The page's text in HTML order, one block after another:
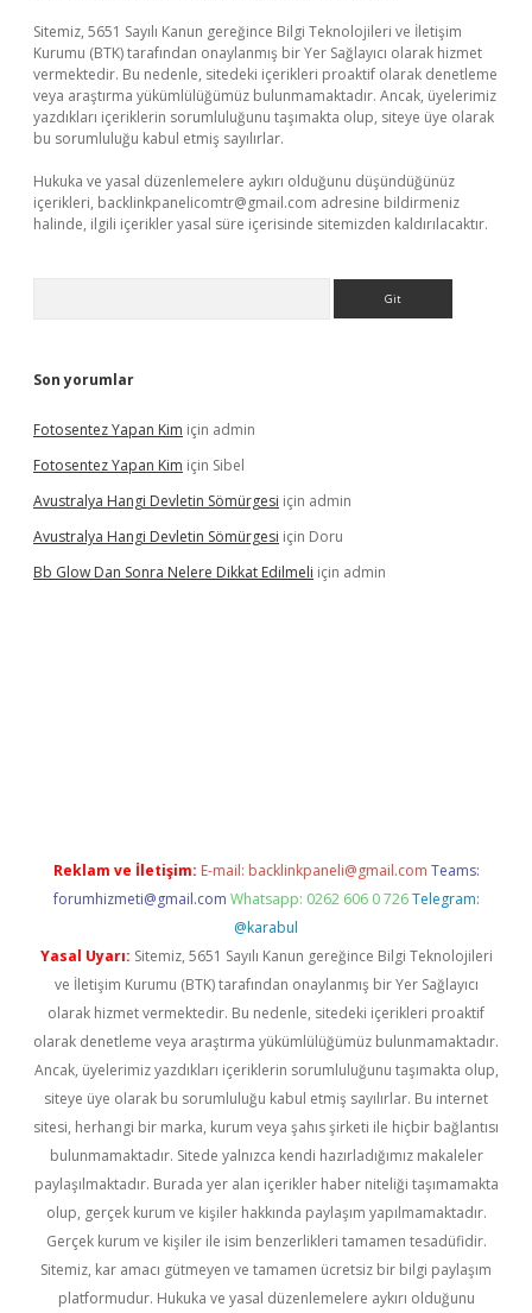
Sitemiz, 5651 Sayılı Kanun gereğince Bilgi Teknolojileri ve İletişim
Kurumu (BTK) tarafından onaylanmış bir Yer Sağlayıcı olarak hizmet
vermektedir. Bu nedenle, sitedeki içerikleri proaktif olarak denetleme
veya araştırma yükümlülüğümüz bulunmamaktadır. Ancak, üyelerimiz
yazdıkları içeriklerin sorumluluğunu taşımakta olup, siteye üye olarak
bu sorumluluğu kabul etmiş sayılırlar.
Hukuka ve yasal düzenlemelere aykırı olduğunu düşündüğünüz
içerikleri, backlinkpanelicomtr@gmail.com adresine bildirmeniz
halinde, ilgili içerikler yasal süre içerisinde sitemizden kaldırılacaktır.
Son yorumlar
Fotosentez Yapan Kim için admin
Fotosentez Yapan Kim için Sibel
Avustralya Hangi Devletin Sömürgesi için admin
Avustralya Hangi Devletin Sömürgesi için Doru
Bb Glow Dan Sonra Nelere Dikkat Edilmeli için admin
Reklam ve İletişim: E-mail: backlinkpaneli@gmail.com Teams:
forumhizmeti@gmail.com Whatsapp: 0262 606 0 726 Telegram:
@karabul
Yasal Uyarı: Sitemiz, 5651 Sayılı Kanun gereğince Bilgi Teknolojileri
ve İletişim Kurumu (BTK) tarafından onaylanmış bir Yer Sağlayıcı
olarak hizmet vermektedir. Bu nedenle, sitedeki içerikleri proaktif
olarak denetleme veya araştırma yükümlülüğümüz bulunmamaktadır.
Ancak, üyelerimiz yazdıkları içeriklerin sorumluluğunu taşımakta olup,
siteye üye olarak bu sorumluluğu kabul etmiş sayılırlar. Bu internet
sitesi, herhangi bir marka, kurum veya şahıs şirketi ile hiçbir bağlantısı
bulunmamaktadır. Sitede yalnızca kendi hazırladığımız makaleler
paylaşılmaktadır. Burada yer alan içerikler haber niteliği taşımamakta
olup, gerçek kurum ve kişiler hakkında paylaşım yapılmamaktadır.
Gerçek kurum ve kişiler ile isim benzerlikleri tamamen tesadüfidir.
Sitemiz, kar amacı gütmeyen ve tamamen ücretsiz bir bilgi paylaşım
platformudur. Hukuka ve yasal düzenlemelere aykırı olduğunu